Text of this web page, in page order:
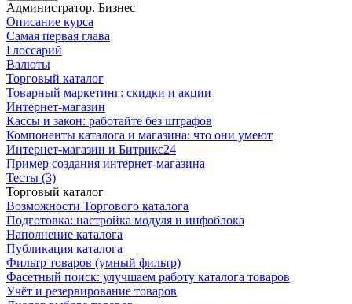
Администратор. Бизнес
Описание курса
Самая первая глава
Глоссарий
Валюты
Торговый каталог
Товарный маркетинг: скидки и акции
Интернет-магазин
Кассы и закон: работайте без штрафов
Компоненты каталога и магазина: что они умеют
Интернет-магазин и Битрикс24
Пример создания интернет-магазина
Тесты (3)
Торговый каталог
Возможности Торгового каталога
Подготовка: настройка модуля и инфоблока
Наполнение каталога
Публикация каталога
Фильтр товаров (умный фильтр)
Фасетный поиск: улучшаем работу каталога товаров
Учёт и резервирование товаров